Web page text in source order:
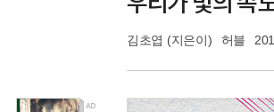
김초엽 (지은이) 허블